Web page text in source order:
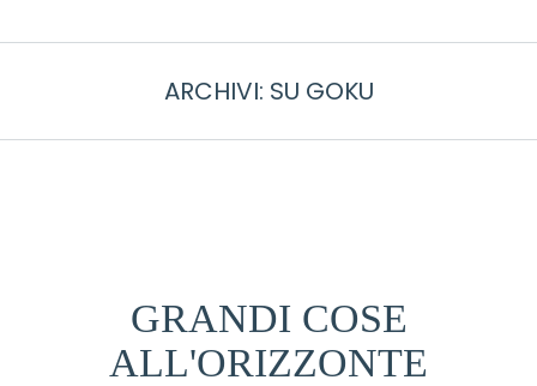
ARCHIVI: SU GOKU
GRANDI COSE
ALL'ORIZZONTE